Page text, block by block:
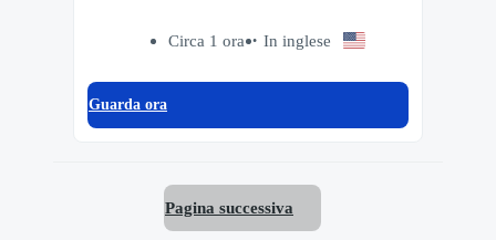
Circa 1 ora In inglese
Guarda ora
Pagina successiva